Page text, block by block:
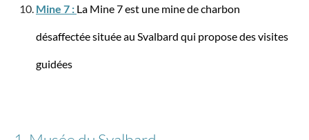
Stratic
Valise à coque rigide M à 4 roulettes, 66 cm, 67
Mine 7 : La Mine 7 est une mine de charbon
désaffectée située au Svalbard qui propose des visites
guidées